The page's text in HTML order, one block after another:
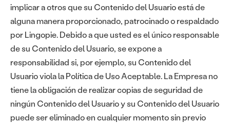
implicar a otros que su Contenido del Usuario está de
alguna manera proporcionado, patrocinado o respaldado
por Lingopie. Debido a que usted es el único responsable
de su Contenido del Usuario, se expone a
responsabilidad si, por ejemplo, su Contenido del
Usuario viola la Política de Uso Aceptable. La Empresa no
tiene la obligación de realizar copias de seguridad de
ningún Contenido del Usuario y su Contenido del Usuario
puede ser eliminado en cualquier momento sin previo